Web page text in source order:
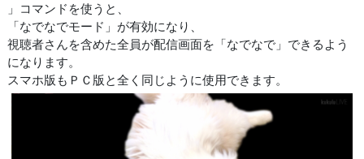
」コマンドを使うと、
「なでなでモード」が有効になり、
視聴者さんを含めた全員が配信画面を「なでなで」できるよう
になります。
スマホ版もＰＣ版と全く同じように使用できます。